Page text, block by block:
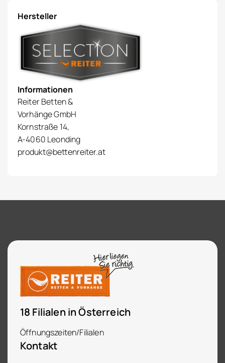
Hersteller
Informationen
Reiter Betten &
Vorhänge GmbH
Kornstraße 14,
A-4060 Leonding
produkt@bettenreiter.at
18 Filialen in Österreich
Öffnungszeiten/Filialen
Kontakt